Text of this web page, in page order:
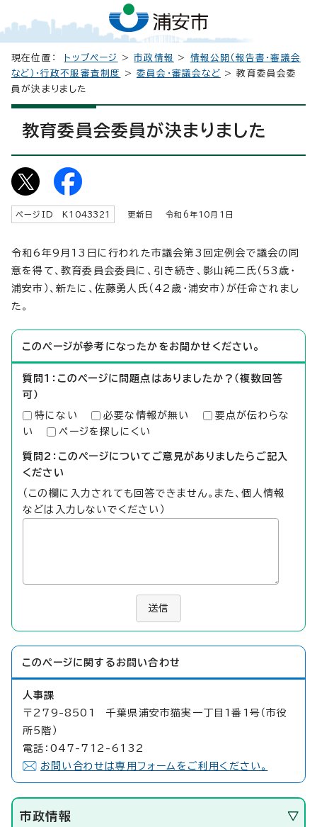
現在位置： トップページ >市政情報 > 情報公開（報告書・審議会
など）・行政不服審査制度
>委員会・審議会など > 教育委員会委
員が決まりました
教育委員会委員が決まりました
ページID K 1043321 更新日 令和6年10 月1日
令和6年9月13日に行われた市議会第3回定例会で議会の同
意を得て、教育委員会委員に、引き続き、影山純二氏（53歳・
浦安市）、新たに、佐藤勇人氏（42歳・浦安市）が任命されまし
た。
このページが参考になったかをお聞かせください。
質問1：このページに問題点はありましたか？（複数回答
可）
特にない 必要な情報が無い
要点が伝わらな
い
ページを探しにくい
質問2：このページについてご意見がありましたらご記入
ください
（この欄に入力されても回答できません。また、個人情報
などは入力しないでください）
送信
このページに関する お問い合わせ
人事課
〒279-8501 千葉県浦安市猫実一丁目1番1号（市役
所5階）
電話：047-712-6132
お問い合わせは専用フォームをご利用ください。
市政情報